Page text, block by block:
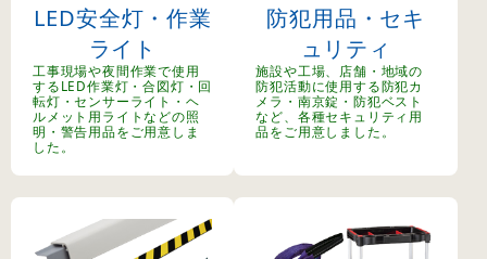
LED安全灯・作業
ライト
工事現場や夜間作業で使用
するLED作業灯・合図灯・回
転灯・センサーライト・ヘ
ルメット用ライトなどの照
明・警告用品をご用意しま
した。
防犯用品・セキ
ュリティ
施設や工場、店舗・地域の
防犯活動に使用する防犯カ
メラ・南京錠・防犯ベスト
など、各種セキュリティ用
品をご用意しました。